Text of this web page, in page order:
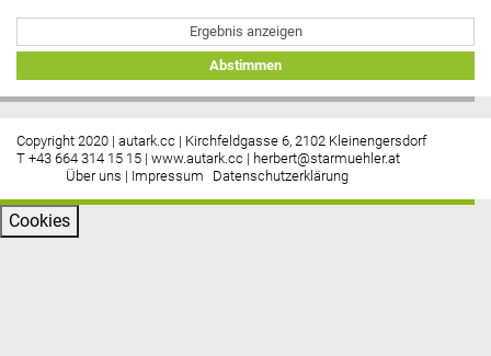
Ergebnis anzeigen
Abstimmen
Copyright 2020 | autark.cc | Kirchfeldgasse 6, 2102 Kleinengersdorf
T +43 664 314 15 15 | www.autark.cc | herbert@starmuehler.at
Über uns | Impressum Datenschutzerklärung
Cookies